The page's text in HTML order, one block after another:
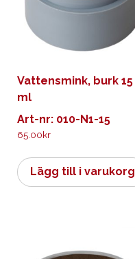
Vattensmink, burk 15
ml
Art-nr: 010-N1-15
65.00kr
Lägg till i varukorg